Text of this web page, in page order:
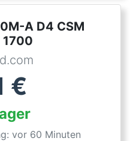
A D4 CSM
1700
€
vor 60 Minuten